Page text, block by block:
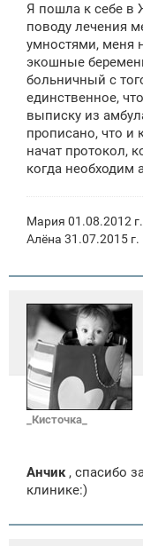
Я пошла к себе в
поводу лечения
умностями, меня
экошные
больничный с
единственное,
выписку из
прописано, что и
начат протокол,
когда необходим
Мария 01.08.2012 г.
Алёна 31.07.2015 г.
_Кисточка_
Анчик , спасибо
клинике:)